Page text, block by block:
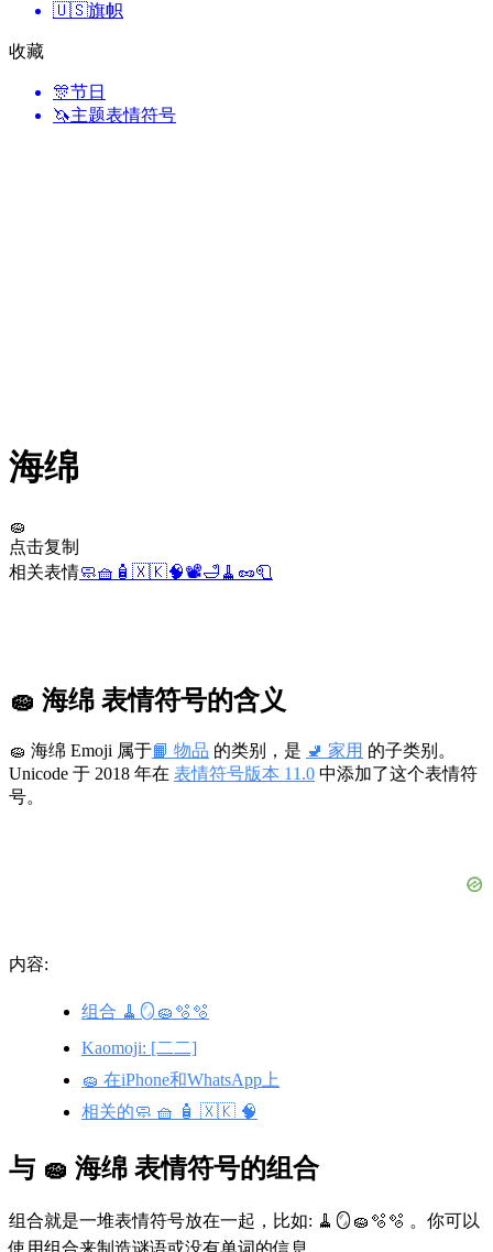
🇺🇸旗帜
收藏
🎊节日
🦄主题表情符号
海绵
🧽
点击复制
相关表情🧼🧺 🧴 🇽🇰🧠📽️🛁 🧹 🥜🧻
🧽 海绵 表情符号的含义
🧽 海绵 Emoji 属于📙 物品 的类别，是 🚽 家用 的子类别。
Unicode 于 2018 年在 表情符号版本 11.0 中添加了这个表情符
号。
内容:
组合 🧹🪞🧽🫧🫧
Kaomoji: [二二]
🧽 在iPhone和WhatsApp上
相关的🧼 🧺 🧴 🇽🇰 🧠
与 🧽 海绵 表情符号的组合
组合就是一堆表情符号放在一起，比如: 🧹🪞🧽🫧🫧 。你可以
使用组合来制造谜语或没有单词的信息。